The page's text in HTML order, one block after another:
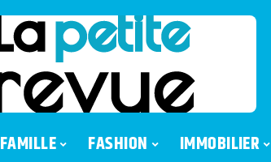
FAMILLE FASHION IMMOBILIER